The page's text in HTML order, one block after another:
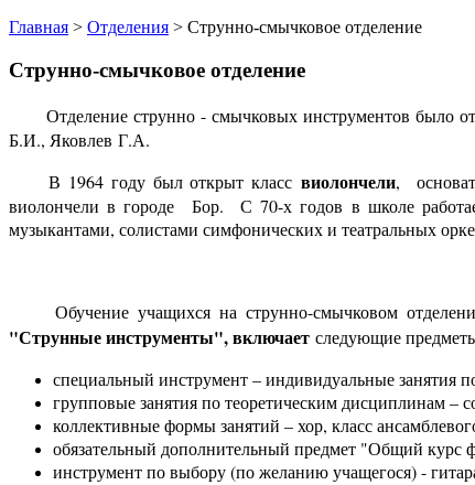
Главная > Отделения > Струнно-смычковое отделение
Струнно-смычковое отделение
Отделение струнно - смычковых инструментов было
Б.И., Яковлев Г.А.
В 1964 году был открыт класс виолончели,
виолончели в городе Бор. С 70-х годов в школе
музыкантами, солистами симфонических и театральных
Обучение учащихся на струнно-смычковом
"Струнные инструменты", включает следующие
специальный инструмент – индивидуальные занятия
групповые занятия по теоретическим дисциплинам –
коллективные формы занятий – хор, класс
обязательный дополнительный предмет "Общий курс
инструмент по выбору (по желанию учащегося) -